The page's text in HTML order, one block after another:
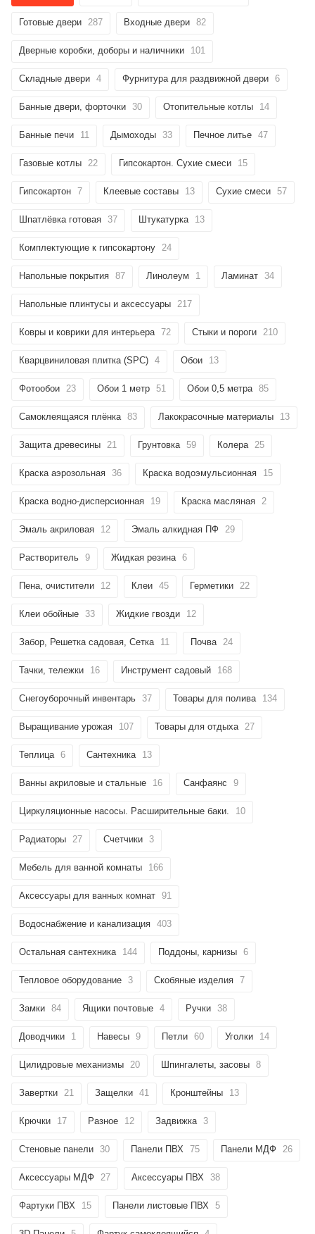
Готовые двери 287 Входные двери 82
Дверные коробки, доборы и наличники 101
Складные двери 4 Фурнитура для раздвижной двери 6
Банные двери, форточки 30 Отопительные котлы 14
Банные печи 11 Дымоходы 33 Печное литье 47
Газовые котлы 22 Гипсокартон. Сухие смеси 15
Гипсокартон 7 Клеевые составы 13 Сухие смеси 57
Шпатлёвка готовая 37 Штукатурка 13
Комплектующие к гипсокартону 24
Напольные покрытия 87 Линолеум 1 Ламинат 34
Напольные плинтусы и аксессуары 217
Ковры и коврики для интерьера 72 Стыки и пороги 210
Кварцвиниловая плитка (SPC) 4 Обои 13
Фотообои 23 Обои 1 метр 51 Обои 0,5 метра 85
Самоклеящаяся плёнка 83 Лакокрасочные материалы 13
Защита древесины 21 Грунтовка 59 Колера 25
Краска аэрозольная 36 Краска водоэмульсионная 15
Краска водно-дисперсионная 19 Краска масляная 2
Эмаль акриловая 12 Эмаль алкидная ПФ 29
Растворитель 9 Жидкая резина 6
Пена, очистители 12 Клеи 45 Герметики 22
Клеи обойные 33 Жидкие гвозди 12
Забор, Решетка садовая, Сетка 11 Почва 24
Тачки, тележки 16 Инструмент садовый 168
Снегоуборочный инвентарь 37 Товары для полива 134
Выращивание урожая 107 Товары для отдыха 27
Теплица 6 Сантехника 13
Ванны акриловые и стальные 16 Санфаянс 9
Циркуляционные насосы. Расширительные баки. 10
Радиаторы 27 Счетчики 3
Мебель для ванной комнаты 166
Аксессуары для ванных комнат 91
Водоснабжение и канализация 403
Остальная сантехника 144 Поддоны, карнизы 6
Тепловое оборудование 3 Скобяные изделия 7
Замки 84 Ящики почтовые 4 Ручки 38
Доводчики 1 Навесы 9 Петли 60 Уголки 14
Цилидровые механизмы 20 Шпингалеты, засовы 8
Завертки 21 Защелки 41 Кронштейны 13
Крючки 17 Разное 12 Задвижка 3
Стеновые панели 30 Панели ПВХ 75 Панели МДФ 26
Аксессуары МДФ 27 Аксессуары ПВХ 38
Фартуки ПВХ 15 Панели листовые ПВХ 5
недели
раз в 2 недели
Остались вопросы?
8 800 302-02-51